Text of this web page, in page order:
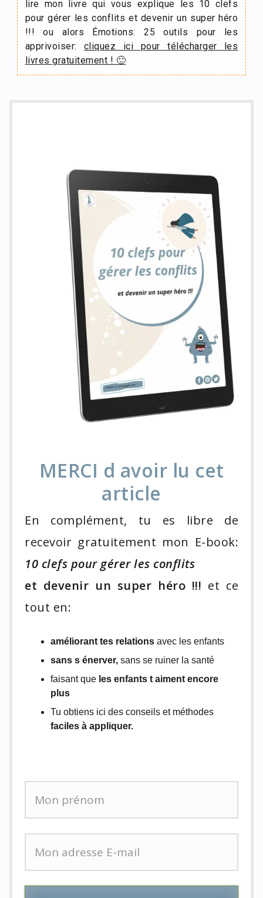
lire mon livre qui vous explique les 10 clefs
pour gérer les conflits et devenir un super héro
!!! ou alors Émotions: 25 outils pour les
apprivoiser: cliquez ici pour télécharger les
livres gratuitement ! 🙂
MERCI d avoir lu cet
article
En complément, tu es libre de
recevoir gratuitement mon E-book:
10 clefs pour gérer les conflits
et devenir un super héro !!! et ce
tout en:
améliorant tes relations avec les enfants
sans s énerver, sans se ruiner la santé
faisant que les enfants t aiment encore
plus
Tu obtiens ici des conseils et méthodes
faciles à appliquer.